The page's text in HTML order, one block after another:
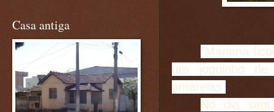
“Mariana
um joguinho
amarelas.
No dia
Casa antiga